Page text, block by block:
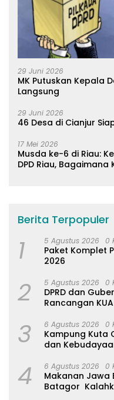
29 Juni 2026
MK Putuskan Kepala
Langsung
29 Juni 2026
46 Desa di Cianjur
17 Mei 2026
Musda ke-6 di Riau:
DPD Riau,
Berita Terpopuler
1 5 Agustus 2026 0
Paket Komplet
2026
2 5 Agustus 2026 0
DPRD dan
Rancangan
3 6 Agustus 2026 0
Kampung Kuta
dan
4 6 Agustus 2026 0
Makanan Jawa
Batagor